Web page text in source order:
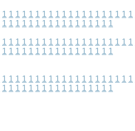
1 1 1 1 1 1 1 1 1 1 1 1 1 1 1 1 1 1 1 1
1 1 1 1 1 1 1 1 1 1 1 1 1 1 1 1 1
1 1 1 1 1 1 1 1 1 1 1 1 1 1 1 1 1 1 1 1
1 1 1 1 1 1 1 1 1 1 1 1 1 1 1 1 1
1 1 1 1 1 1 1 1 1 1 1 1 1 1 1 1 1 1 1 1
1 1 1 1 1 1 1 1 1 1 1 1 1 1 1 1 1